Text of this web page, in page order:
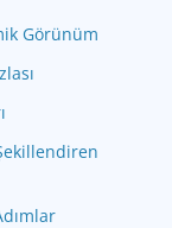
Görünüm